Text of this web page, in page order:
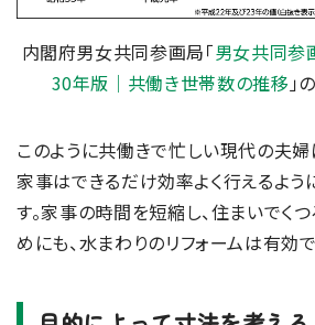
内閣府男女共同参画局「男女共同参
30年版｜共働き世帯数の推移 」
このように共働きで忙しい現代の夫婦
家事はできるだけ効率よく行えるよう
す。家事の時間を短縮し、住まいでく
めにも、水まわりのリフォームは有効